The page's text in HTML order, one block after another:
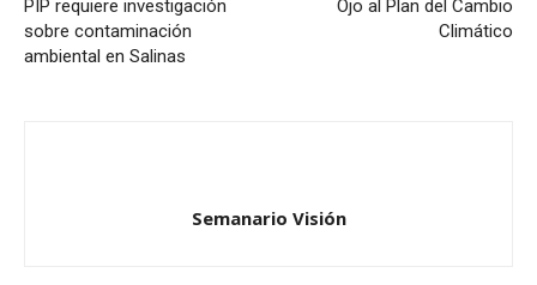
PIP requiere investigación
sobre contaminación
ambiental en Salinas
Ojo al Plan del Cambio
Climático
Semanario Visión